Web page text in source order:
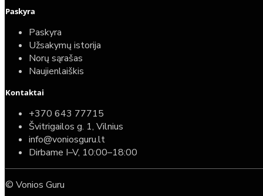
Paskyra
Paskyra
Užsakymų istorija
Norų sąrašas
Naujienlaiškis
Kontaktai
+370 643 77715
Švitrigailos g. 1, Vilnius
info@voniosguru.lt
Dirbame I–V, 10:00–18:00
© Vonios Guru